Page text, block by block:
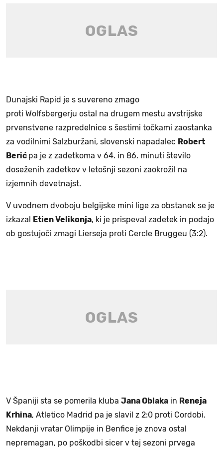
Dunajski Rapid je s suvereno zmago
proti Wolfsbergerju ostal na drugem mestu avstrijske
prvenstvene razpredelnice s šestimi točkami zaostanka
za vodilnimi Salzburžani, slovenski napadalec Robert
Berić pa je z zadetkoma v 64. in 86. minuti število
doseženih zadetkov v letošnji sezoni zaokrožil na
izjemnih devetnajst.
V uvodnem dvoboju belgijske mini lige za obstanek se je
izkazal
Etien Velikonja, ki je prispeval zadetek in podajo
ob gostujoči zmagi Lierseja proti Cercle Bruggeu (3:2).
V Španiji sta se pomerila kluba Jana Oblaka in Reneja
Krhina, Atletico Madrid pa je slavil z 2:0 proti Cordobi.
Nekdanji vratar Olimpije in Benfice je znova ostal
nepremagan, po poškodbi sicer v tej sezoni prvega